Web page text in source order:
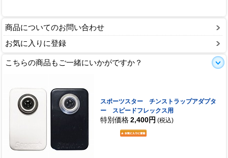
商品についてのお問い合わせ
お気に入りに登録
こちらの商品もご一緒にいかがですか？
スポーツスター チンストラップアダプタ
ー スピードフレックス用
特別価格 2,400円 (税込)